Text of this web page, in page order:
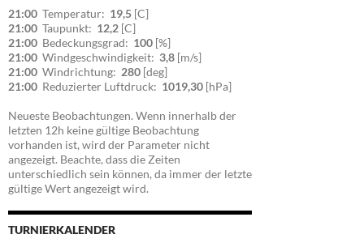
21:00 Temperatur: 19,5 [C]
21:00 Taupunkt: 12,2 [C]
21:00 Bedeckungsgrad: 100 [%]
21:00 Windgeschwindigkeit: 3,8 [m/s]
21:00 Windrichtung: 280 [deg]
21:00 Reduzierter Luftdruck: 1019,30 [hPa]
Neueste Beobachtungen. Wenn innerhalb der
letzten 12h keine gültige Beobachtung
vorhanden ist, wird der Parameter nicht
angezeigt. Beachte, dass die Zeiten
unterschiedlich sein können, da immer der letzte
gültige Wert angezeigt wird.
TURNIERKALENDER